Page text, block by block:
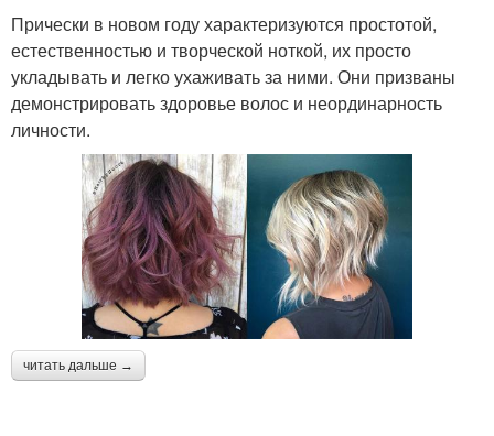
Прически в новом году характеризуются простотой,
естественностью и творческой ноткой, их просто
укладывать и легко ухаживать за ними. Они призваны
демонстрировать здоровье волос и неординарность
личности.
читать дальше →